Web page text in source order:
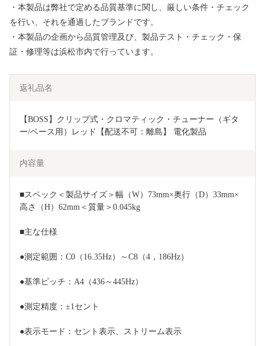
・本製品は弊社で定める品質基準に関し、厳しい条件・チェック
を行い、それを通過したブランドです。
・本製品の企画から品質管理及び、製品テスト・チェック・保
証・修理等は浜松市内で行っています。
返礼品名
【BOSS】クリップ式・クロマティック・チューナー（ギタ
ー/ベース用）レッド【配送不可：離島】 電化製品
内容量
■スペック＜製品サイズ＞幅（W）73mm×奥行（D）33mm×
高さ（H）62mm＜質量＞0.045kg
■主な仕様
●測定範囲：C0（16.35Hz）～C8（4，186Hz）
●基準ピッチ：A4（436～445Hz）
●測定精度：±1セント
●表示モード：セント表示、ストリーム表示